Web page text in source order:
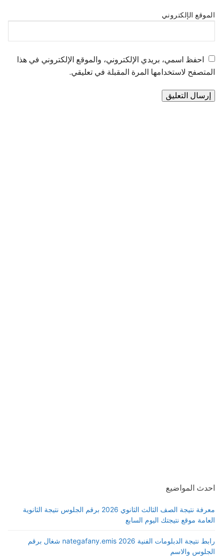
الموقع الإلكتروني
احفظ اسمي، بريدي الإلكتروني، والموقع الإلكتروني في هذا
المتصفح لاستخدامها المرة المقبلة في تعليقي.
احدث المواضيع
معرفة نتيجة الصف الثالث الثانوي 2026 برقم الجلوس نتيجة الثانوية
العامة موقع نتيجتك اليوم السابع
رابط نتيجة الدبلومات الفنية 2026 nategafany.emis شغال برقم
الجلوس والاسم